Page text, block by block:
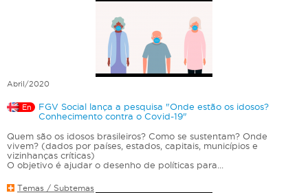
Abril/2020
En
FGV Social lança a pesquisa "Onde estão os idosos?
Conhecimento contra o Covid-19"
Quem são os idosos brasileiros? Como se sustentam? Onde
vivem? (dados por países, estados, capitais, municípios e
vizinhanças críticas)
O objetivo é ajudar o desenho de políticas para...
Temas / Subtemas